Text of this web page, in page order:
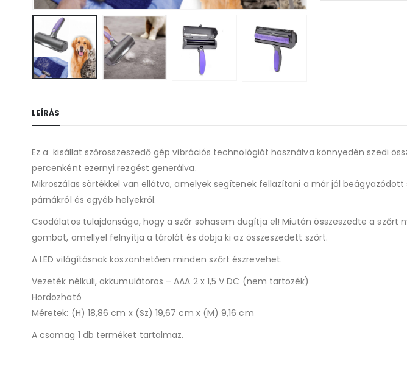
LEÍRÁS
Ez a kisállat szőrösszeszedő gép vibrációs technológiát használva könnyedén szedi
percenként ezernyi rezgést generálva.
Mikroszálas sörtékkel van ellátva, amelyek segítenek fellazítani a már jól beágyazódott
párnákról és egyéb helyekről.
Csodálatos tulajdonsága, hogy a szőr sohasem dugítja el! Miután összeszedte a szőrt
gombot, amellyel felnyitja a tárolót és dobja ki az összeszedett szőrt.
A LED világításnak köszönhetően minden szőrt észrevehet.
Vezeték nélküli, akkumulátoros – AAA 2 x 1,5 V DC (nem tartozék)
Hordozható
Méretek: (H) 18,86 cm x (Sz) 19,67 cm x (M) 9,16 cm
A csomag 1 db terméket tartalmaz.